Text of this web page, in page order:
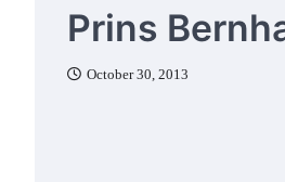
Prins
October 30, 2013